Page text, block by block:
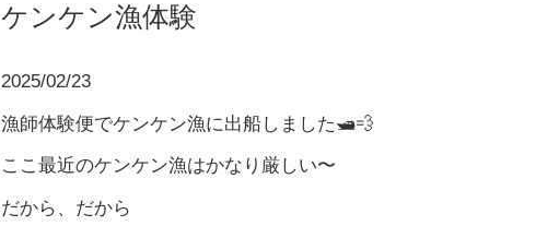
ケンケン漁体験
2025/02/23
漁師体験便でケンケン漁に出船しました🛥️💨
ここ最近のケンケン漁はかなり厳しい〜
だから、だから